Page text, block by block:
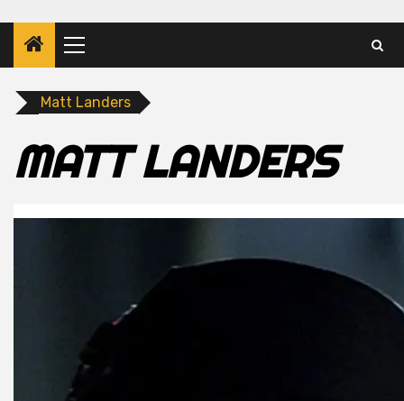
Primary
Menu
Matt Landers
MATT LANDERS